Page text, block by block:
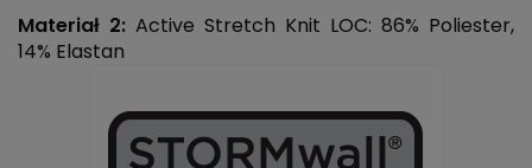
Materiał 2: Active Stretch Knit LOC: 86% Poliester,
14% Elastan